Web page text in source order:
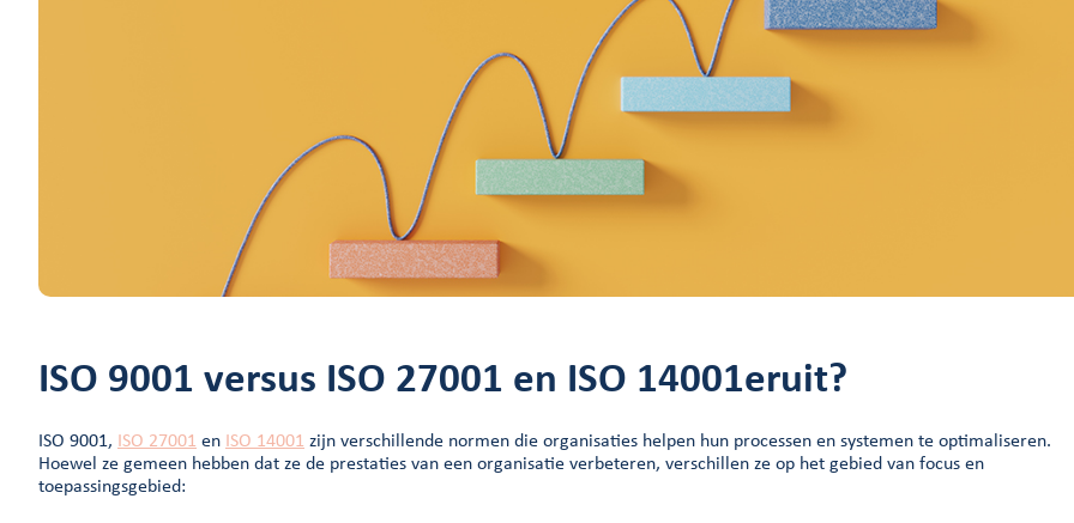
ISO 9001 versus ISO 27001 en ISO 14001eruit?
ISO 9001, ISO 27001 en ISO 14001 zijn verschillende normen die organisaties helpen hun processen en systemen te optimaliseren.
Hoewel ze gemeen hebben dat ze de prestaties van een organisatie verbeteren, verschillen ze op het gebied van focus en
toepassingsgebied: